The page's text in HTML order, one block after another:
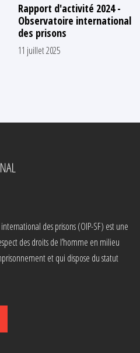
Rapport d'activité 2024 -
Observatoire international
des prisons
11 juillet 2025
des prisons (OIP-SF) est une
des droits de l’homme en milieu
et qui dispose du statut